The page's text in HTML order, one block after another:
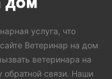
услуга, что
Ветеринар на дом
ветеринара на
связи. Наши